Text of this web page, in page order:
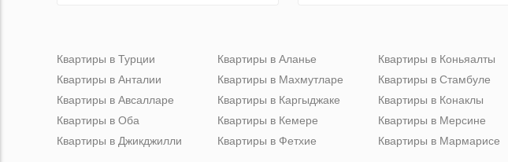
Квартиры в Турции
Квартиры в Анталии
Квартиры в Авсалларе
Квартиры в Оба
Квартиры в Джикджилли
Квартиры в Аланье
Квартиры в Махмутларе
Квартиры в Каргыджаке
Квартиры в Кемере
Квартиры в Фетхие
Квартиры в Коньяалты
Квартиры в Стамбуле
Квартиры в Конаклы
Квартиры в Мерсине
Квартиры в Мармарисе